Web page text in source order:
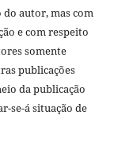
autor, mas com
e com respeito
somente
publicações
da publicação
se-á situação de